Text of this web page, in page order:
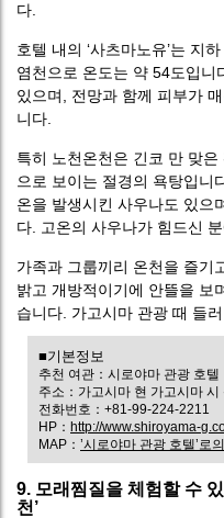
다.
호텔 내의 ‘사츠마노유’는 지
염천으로 온도는 약 54도입니
있으며, 전망과 함께 피부가
니다.
특히 노천온천은 긴코 만 맞
으로 보이는 절경의 욕탕입니
온을 발생시킨 사우나도 있으
다. 고온의 사우나가 힘드신
가족과 그룹끼리 온천을 즐기
밝고 개방적이기에 안뜰을 보
습니다. 가고시마 관광 때 들
■기본정보
추천 여관：시로야마 관광 호텔
주소：가고시마 현 가고시마 시
전화번호：+81-99-224-2211
HP： http://www.shiroyama-
MAP： ’시로야마 관광 호텔’로
9. 모래찜질을 체험할 수
천’